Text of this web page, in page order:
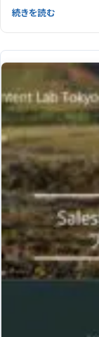
続きを読む